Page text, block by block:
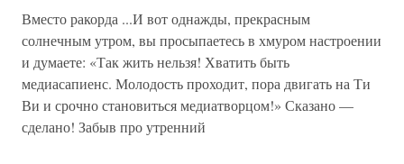
Вместо ракорда ...И вот однажды, прекрасным
солнечным утром, вы просыпаетесь в хмуром настроении
и думаете: «Так жить нельзя! Хватить быть
медиасапиенс. Молодость проходит, пора двигать на Ти
Ви и срочно становиться медиатворцом!» Сказано —
сделано! Забыв про утренний